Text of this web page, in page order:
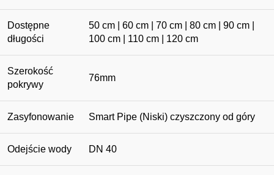
Dostępne
długości
50 cm | 60 cm | 70 cm | 80 cm | 90 cm |
100 cm | 110 cm | 120 cm
Szerokość
pokrywy
76mm
Zasyfonowanie Smart Pipe (Niski) czyszczony od góry
Odejście wody DN 40